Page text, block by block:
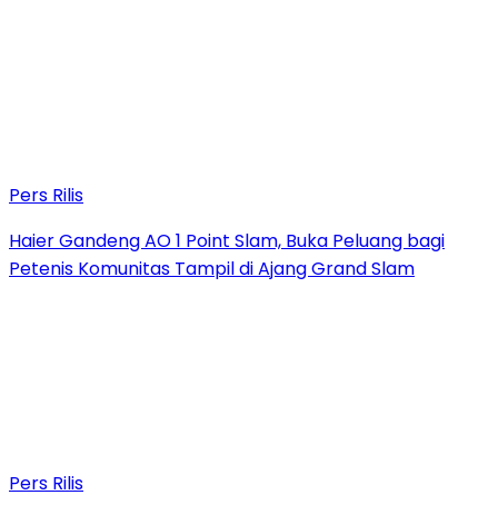
Pers Rilis
Haier Gandeng AO 1 Point Slam, Buka Peluang bagi
Petenis Komunitas Tampil di Ajang Grand Slam
Pers Rilis